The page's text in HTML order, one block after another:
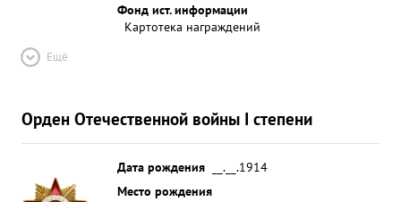
Фонд ист. информации
Картотека награждений
Ещё
Орден Отечественной войны I степени
Дата рождения
__.__.1914
Место рождения